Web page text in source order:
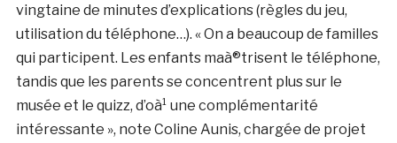
vingtaine de minutes d’explications (règles du jeu,
utilisation du téléphone…). « On a beaucoup de familles
qui participent. Les enfants maà®trisent le téléphone,
tandis que les parents se concentrent plus sur le
musée et le quizz, d’oà¹ une complémentarité
intéressante », note Coline Aunis, chargée de projet